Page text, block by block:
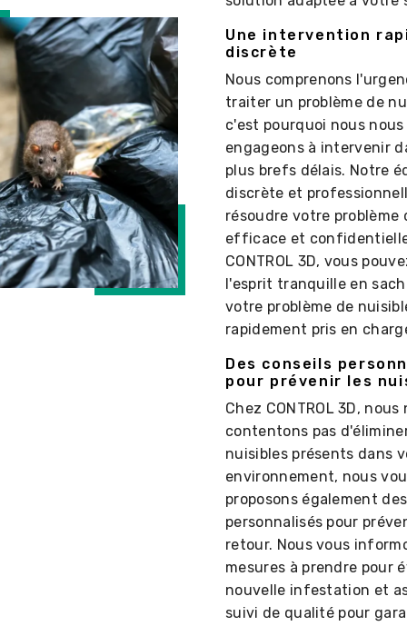
Une intervention
discrète
Nous comprenons
traiter un problème de
c'est pourquoi nous nous
engageons à intervenir
plus brefs délais. Notre
discrète et
résoudre votre problème
efficace et
CONTROL 3D, vous
l'esprit tranquille en
votre problème de
rapidement pris en
Des conseils
pour prévenir les
Chez CONTROL 3D, nous
contentons pas
nuisibles présents dans
environnement, nous
proposons également
personnalisés pour
retour. Nous vous
mesures à prendre pour
nouvelle infestation et
suivi de qualité pour